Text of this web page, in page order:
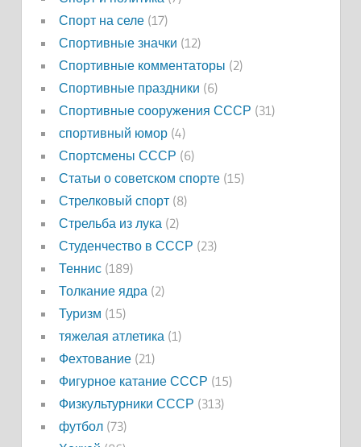
Спорт на селе(17)
Спортивные значки (12)
Спортивные комментаторы (2)
Спортивные праздники (6)
Спортивные сооружения СССР (31)
спортивный юмор(4)
Спортсмены СССР (6)
Статьи о советском спорте(15)
Стрелковый спорт(8)
Стрельба из лука(2)
Студенчество в СССР (23)
Теннис(189)
Толкание ядра(2)
Туризм (15)
тяжелая атлетика(1)
Фехтование(21)
Фигурное катание СССР (15)
Физкультурники СССР (313)
футбол(73)